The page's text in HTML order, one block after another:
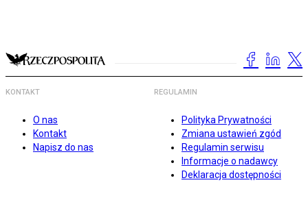
KONTAKT
O nas
Kontakt
Napisz do nas
REGULAMIN
Polityka Prywatności
Zmiana ustawień zgód
Regulamin serwisu
Informacje o nadawcy
Deklaracja dostępności